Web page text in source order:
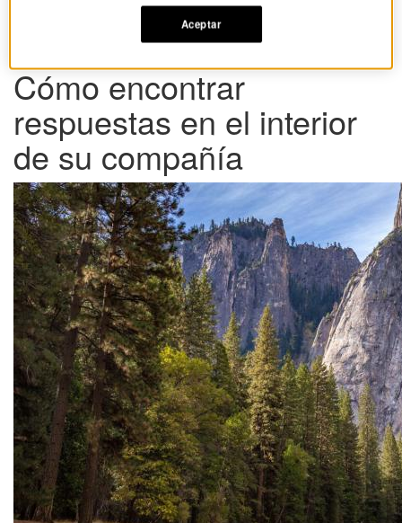
Recursos humanos
Cómo encontrar respuestas en el interior de su compañía
Cómo encontrar
respuestas en el interior
de su compañía
Aceptar